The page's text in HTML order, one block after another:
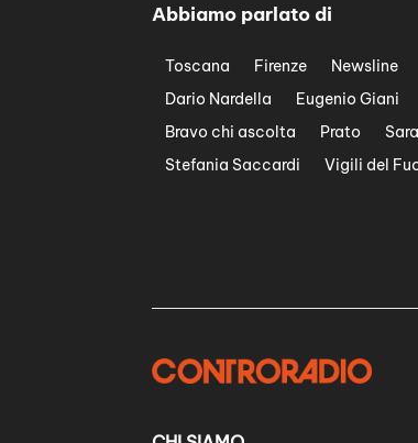
Abbiamo parlato di
Toscana Firenze Newsline
Dario Nardella
Eugenio Giani
Bravo chi ascolta
Prato
Stefania Saccardi
Vigili del